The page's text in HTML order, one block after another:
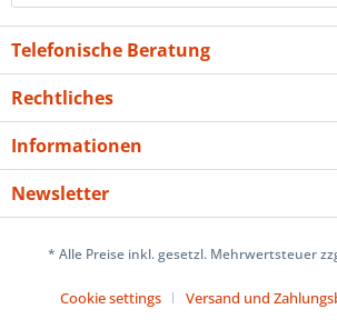
Telefonische Beratung
Rechtliches
Informationen
Newsletter
* Alle Preise inkl. gesetzl. Mehrwertsteuer
Cookie settings
Versand und